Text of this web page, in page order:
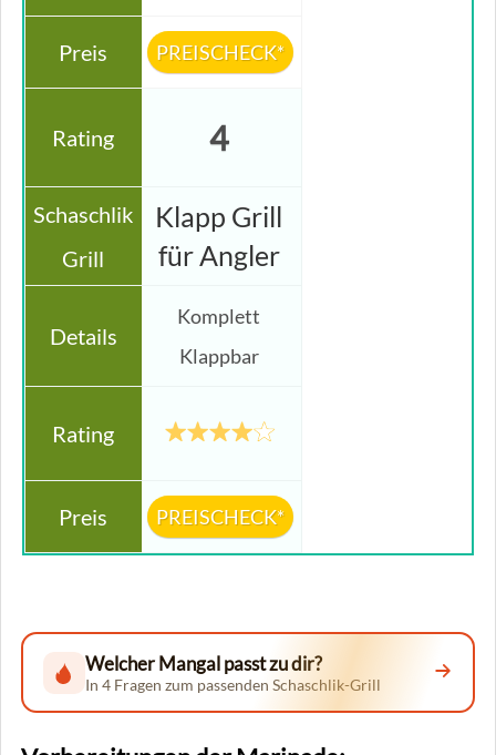
PREISCHECK*
4
Klapp Grill
für Angler
Komplett
Klappbar
PREISCHECK*
Welcher Mangal passt zu dir?
In 4 Fragen zum passenden Schaschlik-Grill